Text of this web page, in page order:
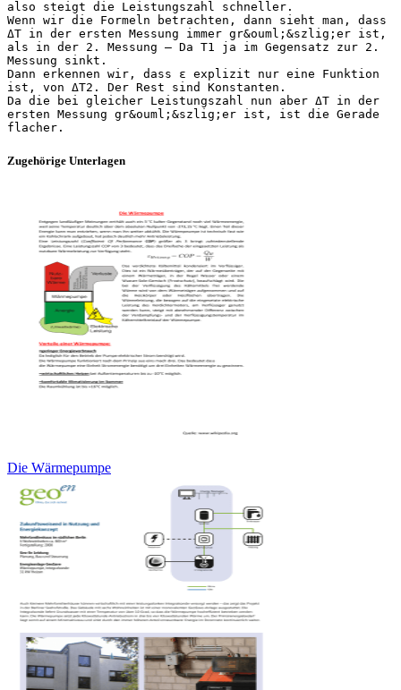
also steigt die Leistungszahl schneller.
Wenn wir die Formeln betrachten, dann sieht man, dass
ΔT in der ersten Messung immer gr&ouml;&szlig;er ist,
als in der 2. Messung – Da T1 ja im Gegensatz zur 2.
Messung sinkt.
Dann erkennen wir, dass ε explizit nur eine Funktion
ist, von ΔT2. Der Rest sind Konstanten.
Da die bei gleicher Leistungszahl nun aber ΔT in der
ersten Messung gr&ouml;&szlig;er ist, ist die Gerade
Zugehörige Unterlagen
Die Wärmepumpe